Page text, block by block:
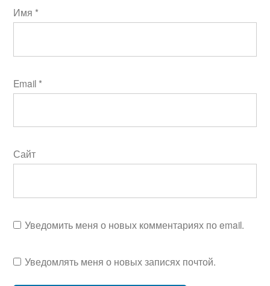
Имя *
Email *
Сайт
Уведомить меня о новых комментариях по email.
Уведомлять меня о новых записях почтой.